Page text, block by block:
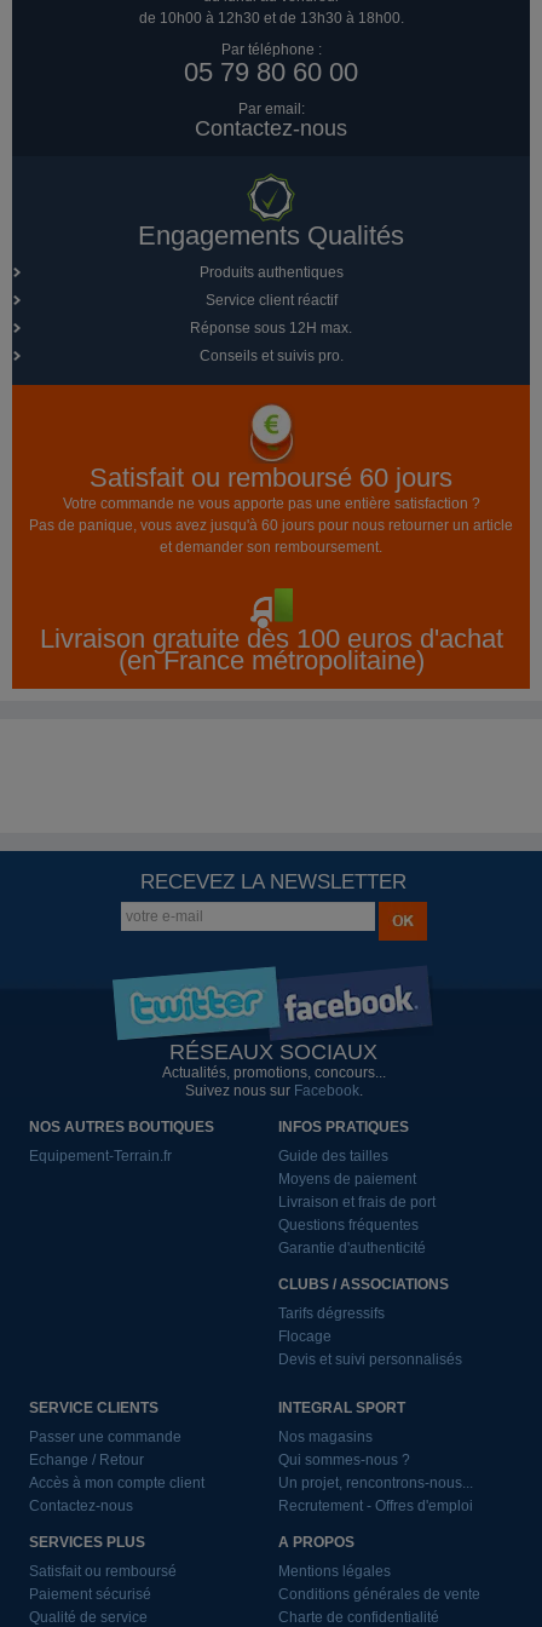
de 10h00 à 12h30 et de 13h30 à 18h00.
Par téléphone :
05 79 80 60 00
Par email:
Contactez-nous
Engagements Qualités
Produits authentiques
Service client réactif
Réponse sous 12H max.
Conseils et suivis pro.
Satisfait ou remboursé 60 jours
Votre commande ne vous apporte pas une entière satisfaction ?
Pas de panique, vous avez jusqu'à 60 jours pour nous retourner un article
et demander son remboursement.
Livraison gratuite dès 100 euros d'achat
(en France métropolitaine)
RECEVEZ LA NEWSLETTER
RÉSEAUX SOCIAUX
Actualités, promotions, concours...
Suivez nous sur Facebook.
NOS AUTRES BOUTIQUES
Equipement-Terrain.fr
INFOS PRATIQUES
Guide des tailles
Moyens de paiement
Livraison et frais de port
Questions fréquentes
Garantie d'authenticité
CLUBS / ASSOCIATIONS
Tarifs dégressifs
Flocage
Devis et suivi personnalisés
SERVICE CLIENTS
Passer une commande
Echange / Retour
Accès à mon compte client
Contactez-nous
SERVICES PLUS
Satisfait ou remboursé
Paiement sécurisé
Qualité de service
INTEGRAL SPORT
Nos magasins
Qui sommes-nous ?
Un projet, rencontrons-nous...
Recrutement - Offres d'emploi
A PROPOS
Mentions légales
Conditions générales de vente
Charte de confidentialité